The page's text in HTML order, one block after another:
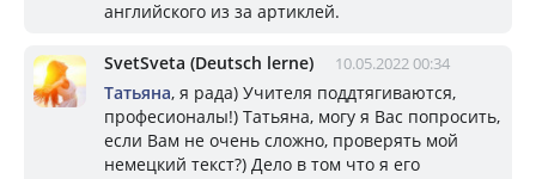
английского из за артиклей.
SvetSveta (Deutsch lerne) 10.05.2022 00:34
Taтьяна, я рада) Учителя поддтягиваются,
професионалы!) Татьяна, могу я Вас попросить,
если Вам не очень сложно, проверять мой
немецкий текст?) Дело в том что я его